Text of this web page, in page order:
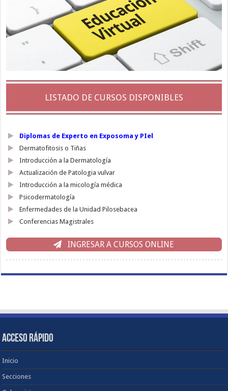
LISTADO DE CURSOS DISPONIBLES
Diplomas de Experto en Exposoma y PIel
Dermatofitosis o Tiñas
Introducción a la Dermatología
Actualización de Patologia vulvar
Introducción a la micología médica
Psicodermatología
Enfermedades de la Unidad Pilosebacea
Conferencias Magistrales
INGRESAR A CURSOS ONLINE
ACCESO RÁPIDO
Inicio
Secciones